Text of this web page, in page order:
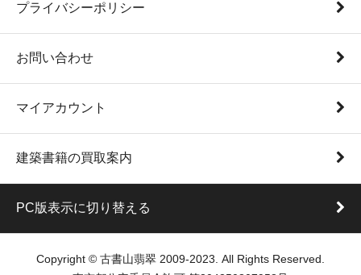
プライバシーポリシー
お問い合わせ
マイアカウント
建築書籍の買取案内
PC版表示に切り替える
Copyright © 古書山翡翠 2009-2023. All Rights Reserved.